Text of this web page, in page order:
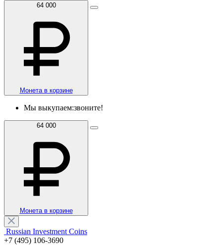
64 000
Монета в корзине
Мы выкупаем:звоните!
64 000
Монета в корзине
Russian Investment Coins
+7 (495) 106-3690